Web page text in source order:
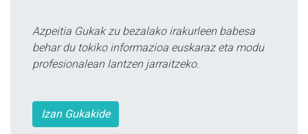
Azpeitia Gukak zu bezalako irakurleen babesa
behar du tokiko informazioa euskaraz eta modu
profesionalean lantzen jarraitzeko.
Izan Gukakide